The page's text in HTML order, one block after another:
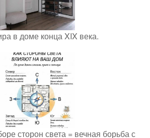
в доме конца XIX века.
сторон света = вечная борьба с